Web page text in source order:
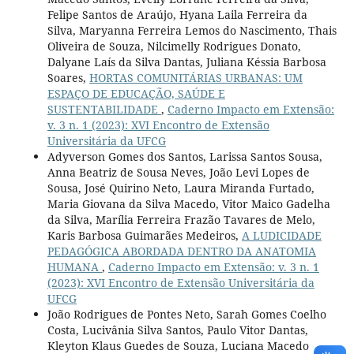
Felipe Santos de Araújo, Hyana Laila Ferreira da
Silva, Maryanna Ferreira Lemos do Nascimento, Thais
Oliveira de Souza, Nilcimelly Rodrigues Donato,
Dalyane Laís da Silva Dantas, Juliana Késsia Barbosa
Soares, HORTAS COMUNITÁRIAS URBANAS: UM
ESPAÇO DE EDUCAÇÃO, SAÚDE E
SUSTENTABILIDADE , Caderno Impacto em Extensão:
v. 3 n. 1 (2023): XVI Encontro de Extensão
Universitária da UFCG
Adyverson Gomes dos Santos, Larissa Santos Sousa,
Anna Beatriz de Sousa Neves, João Levi Lopes de
Sousa, José Quirino Neto, Laura Miranda Furtado,
Maria Giovana da Silva Macedo, Vitor Maico Gadelha
da Silva, Marília Ferreira Frazão Tavares de Melo,
Karis Barbosa Guimarães Medeiros, A LUDICIDADE
PEDAGÓGICA ABORDADA DENTRO DA ANATOMIA
HUMANA , Caderno Impacto em Extensão: v. 3 n. 1
(2023): XVI Encontro de Extensão Universitária da
UFCG
João Rodrigues de Pontes Neto, Sarah Gomes Coelho
Costa, Lucivânia Silva Santos, Paulo Vitor Dantas,
Kleyton Klaus Guedes de Souza, Luciana Macedo